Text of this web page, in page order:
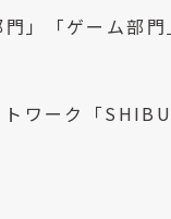
」「ゲーム部門
ワーク「